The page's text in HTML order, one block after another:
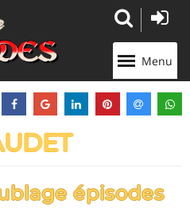
Menu
épisodes